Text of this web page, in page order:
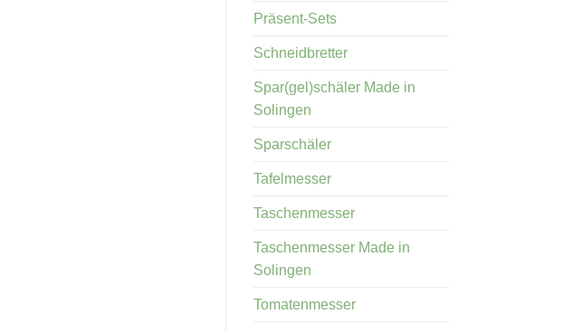
Präsent-Sets
Schneidbretter
Spar(gel)schäler Made in
Solingen
Sparschäler
Tafelmesser
Taschenmesser
Taschenmesser Made in
Solingen
Tomatenmesser